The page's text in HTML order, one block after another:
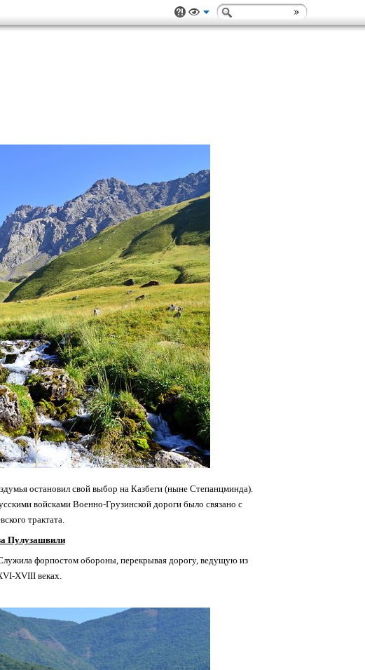
остановил свой выбор на Казбеги (ныне Степанцминда).
войсками Военно-Грузинской дороги было связано с
трактата.
Пулузашвили
форпостом обороны, перекрывая дорогу, ведущую из
XVIII веках.